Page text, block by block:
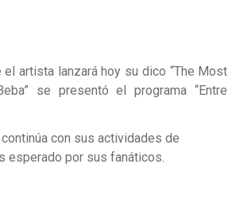
artista lanzará hoy su dico “The Most
se presentó el programa “Entre
con sus actividades de
esperado por sus fanáticos.